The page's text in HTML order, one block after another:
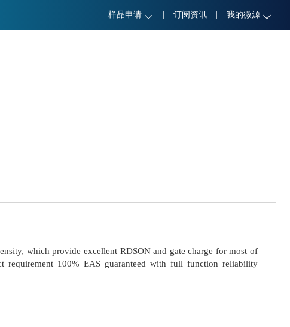
样品申请 订阅资讯 我的微源
which provide excellent RDSON and gate charge for most of
requirement 100% EAS guaranteed with full function reliability